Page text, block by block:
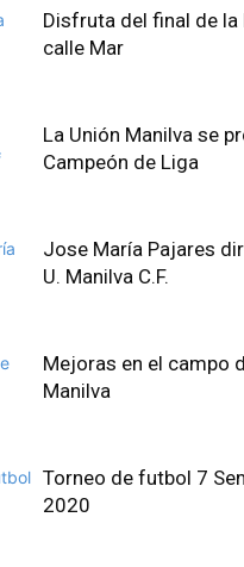
Disfruta del final de la
calle Mar
La Unión Manilva se
Campeón de Liga
Jose María Pajares
U. Manilva C.F.
Mejoras en el campo
Manilva
Torneo de futbol 7
2020